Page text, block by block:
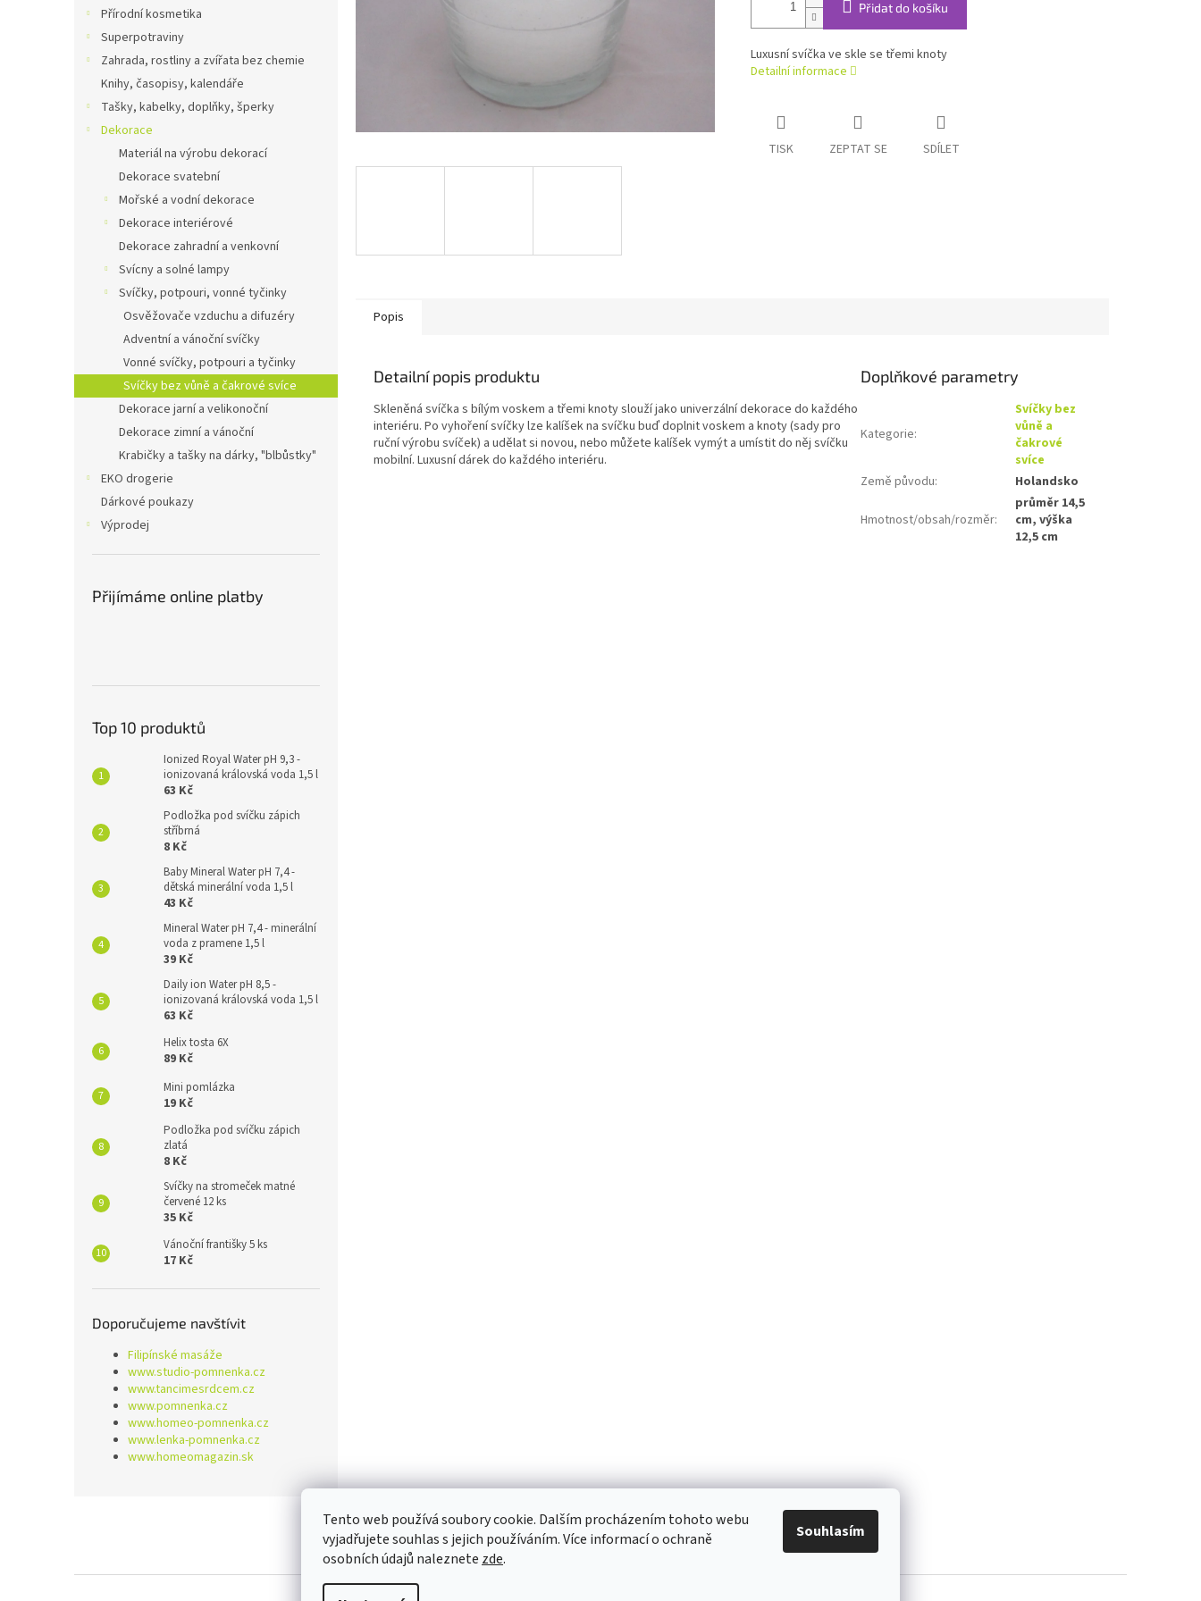
Tento web používá soubory cookie. Dalším procházením tohoto webu
vyjadřujete souhlas s jejich používáním. Více informací o ochraně
osobních údajů naleznete zde.
Souhlasím
Přírodní kosmetika
Superpotraviny
Zahrada, rostliny a zvířata bez chemie
Knihy, časopisy, kalendáře
Tašky, kabelky, doplňky, šperky
Dekorace
Materiál na výrobu dekorací
Dekorace svatební
Mořské a vodní dekorace
Dekorace interiérové
Dekorace zahradní a venkovní
Svícny a solné lampy
Svíčky, potpouri, vonné tyčinky
Osvěžovače vzduchu a difuzéry
Adventní a vánoční svíčky
Vonné svíčky, potpouri a tyčinky
Svíčky bez vůně a čakrové svíce
Dekorace jarní a velikonoční
Dekorace zimní a vánoční
Krabičky a tašky na dárky, "blbůstky"
EKO drogerie
Dárkové poukazy
Výprodej
Přijímáme online platby
Top 10 produktů
Ionized Royal Water pH 9,3 -
ionizovaná královská voda 1,5 l
63 Kč
Podložka pod svíčku zápich
stříbrná
8 Kč
Baby Mineral Water pH 7,4 -
dětská minerální voda 1,5 l
43 Kč
Mineral Water pH 7,4 - minerální
voda z pramene 1,5 l
39 Kč
Daily ion Water pH 8,5 -
ionizovaná královská voda 1,5 l
63 Kč
Helix tosta 6X
89 Kč
Mini pomlázka
19 Kč
Podložka pod svíčku zápich
zlatá
8 Kč
Svíčky na stromeček matné
červené 12 ks
35 Kč
Vánoční františky 5 ks
17 Kč
Doporučujeme navštívit
Filipínské masáže
www.studio-pomnenka.cz
www.tancimesrdcem.cz
www.pomnenka.cz
www.homeo-pomnenka.cz
www.lenka-pomnenka.cz
www.homeomagazin.sk
Přidat do košíku
Luxusní svíčka ve skle se třemi knoty
Detailní informace
TISK ZEPTAT SE SDÍLET
Popis
Detailní popis produktu
Skleněná svíčka s bílým voskem a třemi knoty slouží jako univerzální dekorace do každého
interiéru. Po vyhoření svíčky lze kalíšek na svíčku buď doplnit voskem a knoty (sady pro
ruční výrobu svíček) a udělat si novou, nebo můžete kalíšek vymýt a umístit do něj svíčku
mobilní. Luxusní dárek do každého interiéru.
Doplňkové parametry
Kategorie:
Svíčky bez
vůně a
čakrové
svíce
Země původu: Holandsko
Hmotnost/obsah/rozměr:
průměr 14,5
cm, výška
12,5 cm